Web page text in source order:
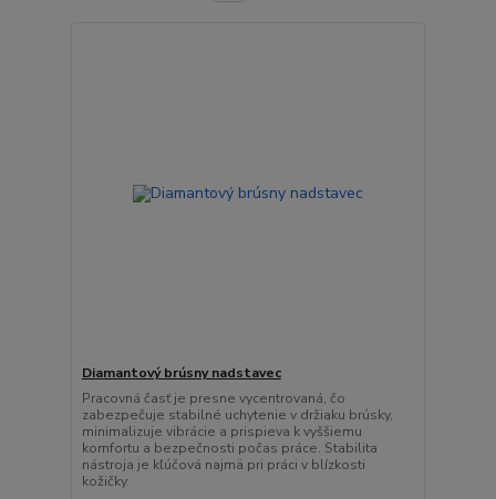
Diamantový brúsny nadstavec
Pracovná časť je presne vycentrovaná, čo
zabezpečuje stabilné uchytenie v držiaku brúsky,
minimalizuje vibrácie a prispieva k vyššiemu
komfortu a bezpečnosti počas práce. Stabilita
nástroja je kľúčová najmä pri práci v blízkosti
kožičky.